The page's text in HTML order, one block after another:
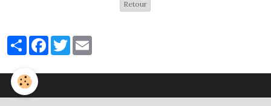
Retour
PartagerFacebook
Twitter